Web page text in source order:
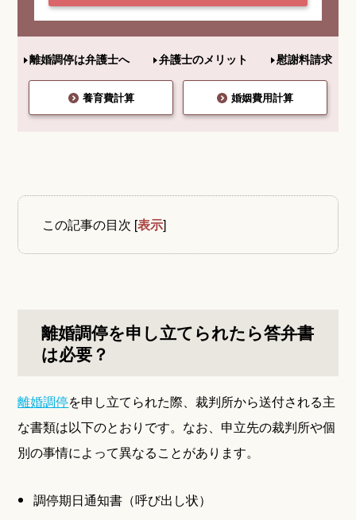
離婚調停は弁護士へ 弁護士のメリット 慰謝料請求
養育費計算 婚姻費用計算
この記事の目次 [表示]
離婚調停を申し立てられたら答弁書
は必要？
離婚調停を申し立てられた際、裁判所から送付される主
な書類は以下のとおりです。なお、申立先の裁判所や個
別の事情によって異なることがあります。
調停期日通知書（呼び出し状）